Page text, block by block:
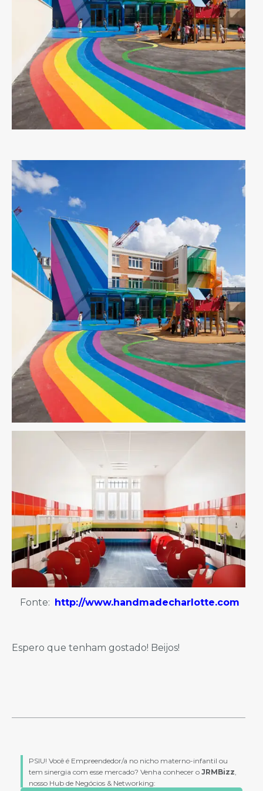
Fonte: http://www.handmadecharlotte.com
Espero que tenham gostado! Beijos!
PSIU! Você é Empreendedor/a no nicho materno-infantil ou
tem sinergia com esse mercado? Venha conhecer o JRMBizz
nosso Hub de Negócios & Networking: